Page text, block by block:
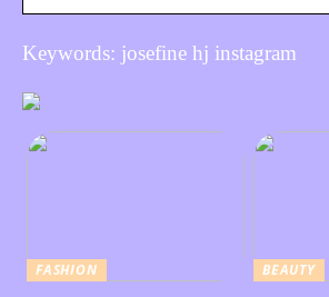
Keywords: josefine hj instagram
FASHION BEAUTY